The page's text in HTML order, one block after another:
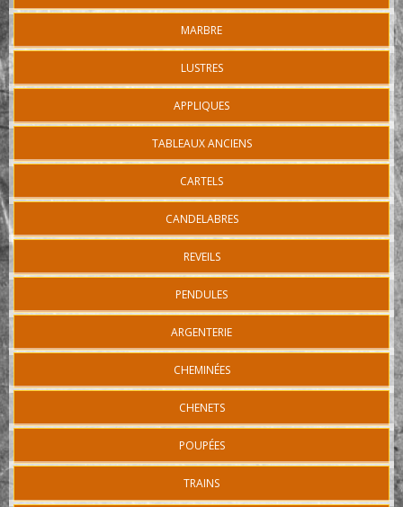
MARBRE
LUSTRES
APPLIQUES
TABLEAUX ANCIENS
CARTELS
CANDELABRES
REVEILS
PENDULES
ARGENTERIE
CHEMINÉES
CHENETS
POUPÉES
TRAINS